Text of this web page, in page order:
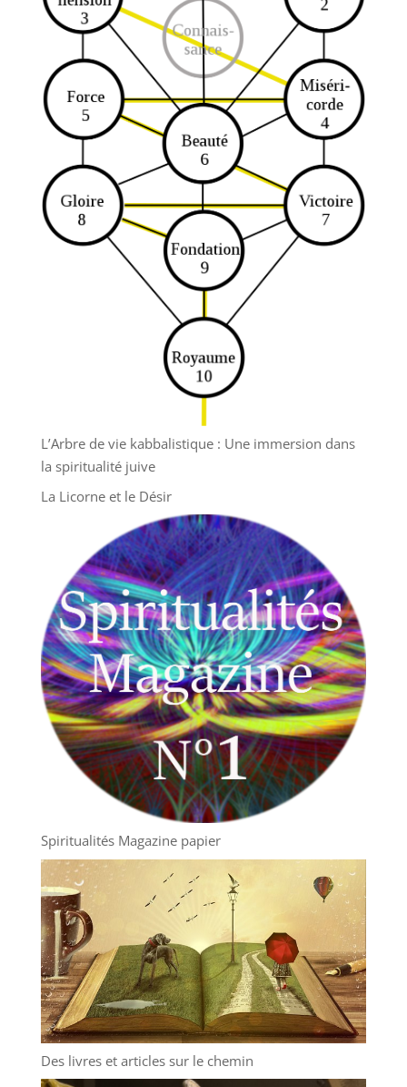
L’Arbre de vie kabbalistique : Une immersion dans
la spiritualité juive
La Licorne et le Désir
Spiritualités Magazine papier
Des livres et articles sur le chemin